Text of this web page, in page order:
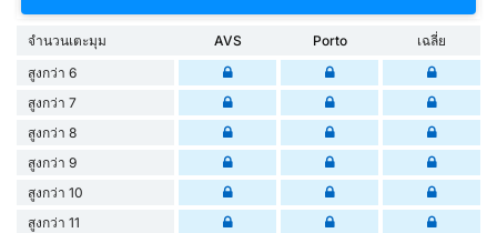
จำนวนเตะมุม AVS Porto
เฉลี่ย
สูงกว่า 6
สูงกว่า 7
สูงกว่า 8
สูงกว่า 9
สูงกว่า 10
สูงกว่า 11